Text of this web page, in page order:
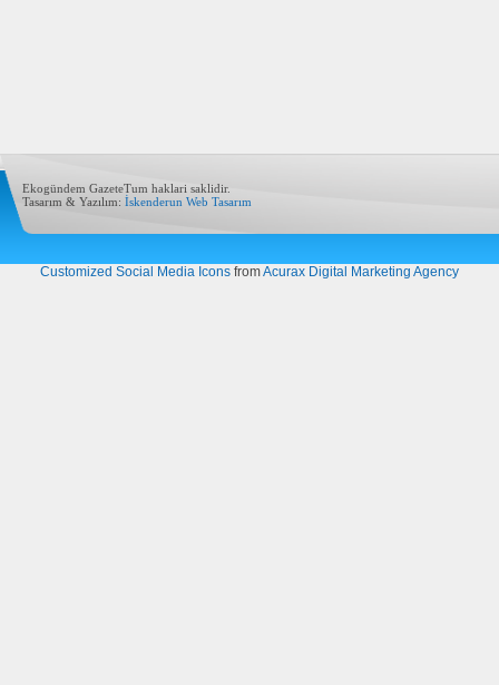
Ekogündem GazeteTum haklari saklidir.
Tasarım & Yazılım: İskenderun Web Tasarım
Customized Social Media Icons fromAcurax Digital Marketing Agency